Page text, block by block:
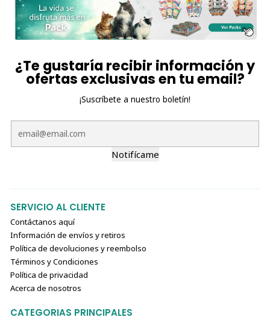
¿Te gustaría recibir información y
ofertas exclusivas en tu email?
¡Suscríbete a nuestro boletín!
Notifícame
SERVICIO AL CLIENTE
Contáctanos aquí
Información de envíos y retiros
Política de devoluciones y reembolso
Términos y Condiciones
Política de privacidad
Acerca de nosotros
CATEGORIAS PRINCIPALES